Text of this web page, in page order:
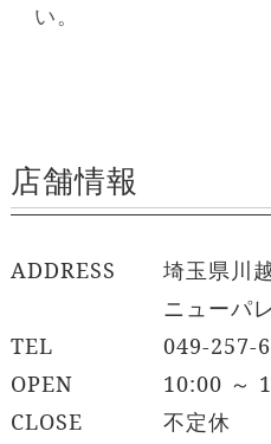
い。
店舗情報
ADDRESS
埼玉県川
ニューパ
TEL
049-257-
OPEN
10:00 ～
CLOSE
不定休